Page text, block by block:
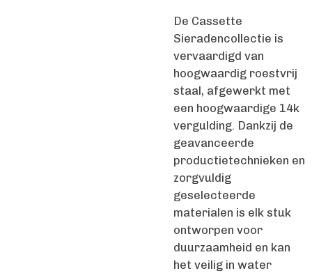
De Cassette
Sieradencollectie is
vervaardigd van
hoogwaardig roestvrij
staal, afgewerkt met
een hoogwaardige 14k
vergulding. Dankzij de
geavanceerde
productietechnieken en
zorgvuldig
geselecteerde
materialen is elk stuk
ontworpen voor
duurzaamheid en kan
het veilig in water